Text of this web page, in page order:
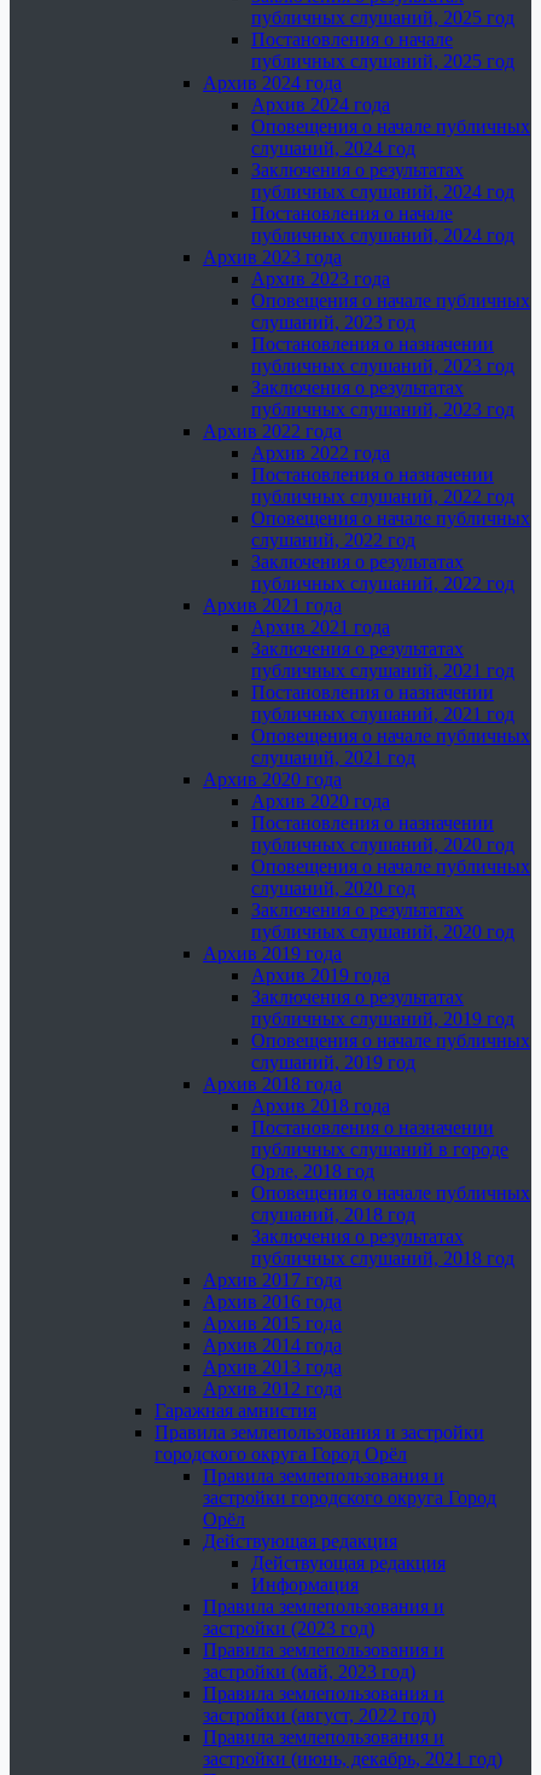
публичных слушаний, 2025 год
Постановления о начале
публичных слушаний, 2025 год
Архив 2024 года
Архив 2024 года
Оповещения о начале публичных
слушаний, 2024 год
Заключения о результатах
публичных слушаний, 2024 год
Постановления о начале
публичных слушаний, 2024 год
Архив 2023 года
Архив 2023 года
Оповещения о начале публичных
слушаний, 2023 год
Постановления о назначении
публичных слушаний, 2023 год
Заключения о результатах
публичных слушаний, 2023 год
Архив 2022 года
Архив 2022 года
Постановления о назначении
публичных слушаний, 2022 год
Оповещения о начале публичных
слушаний, 2022 год
Заключения о результатах
публичных слушаний, 2022 год
Архив 2021 года
Архив 2021 года
Заключения о результатах
публичных слушаний, 2021 год
Постановления о назначении
публичных слушаний, 2021 год
Оповещения о начале публичных
слушаний, 2021 год
Архив 2020 года
Архив 2020 года
Постановления о назначении
публичных слушаний, 2020 год
Оповещения о начале публичных
слушаний, 2020 год
Заключения о результатах
публичных слушаний, 2020 год
Архив 2019 года
Архив 2019 года
Заключения о результатах
публичных слушаний, 2019 год
Оповещения о начале публичных
слушаний, 2019 год
Архив 2018 года
Архив 2018 года
Постановления о назначении
публичных слушаний в городе
Орле, 2018 год
Оповещения о начале публичных
слушаний, 2018 год
Заключения о результатах
публичных слушаний, 2018 год
Архив 2017 года
Архив 2016 года
Архив 2015 года
Архив 2014 года
Архив 2013 года
Архив 2012 года
Гаражная амнистия
Правила землепользования и застройки
городского округа Город Орёл
Правила землепользования и
застройки городского округа Город
Орёл
Действующая редакция
Действующая редакция
Информация
Правила землепользования и
застройки (2023 год)
Правила землепользования и
застройки (май, 2023 год)
Правила землепользования и
застройки (август, 2022 год)
Правила землепользования и
застройки (июнь, декабрь, 2021 год)